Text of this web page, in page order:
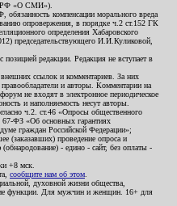
РФ «О СМИ»).
компенсации морального вреда
опровержения, в порядке ч.2 ст.152 ГК
определения Хабаровского
председательствующего И.И.Куликовой,
редакции. Редакция не вступает в
внешних ссылок и комментариев. За них
и авторы. Комментарии на
не входят в электронное периодическое
и наполняемость несут авторы.
ч.2. ст.46 «Опросы общественного
ФЗ «Об основных гарантиях
граждан Российской Федерации»;
(заказавших) проведение опроса и
- едино - сайт, без оплаты -
+8 мск.
сообщите нам об этом
духовной жизни общества,
функции. Для мужчин и женщин. 16+ для